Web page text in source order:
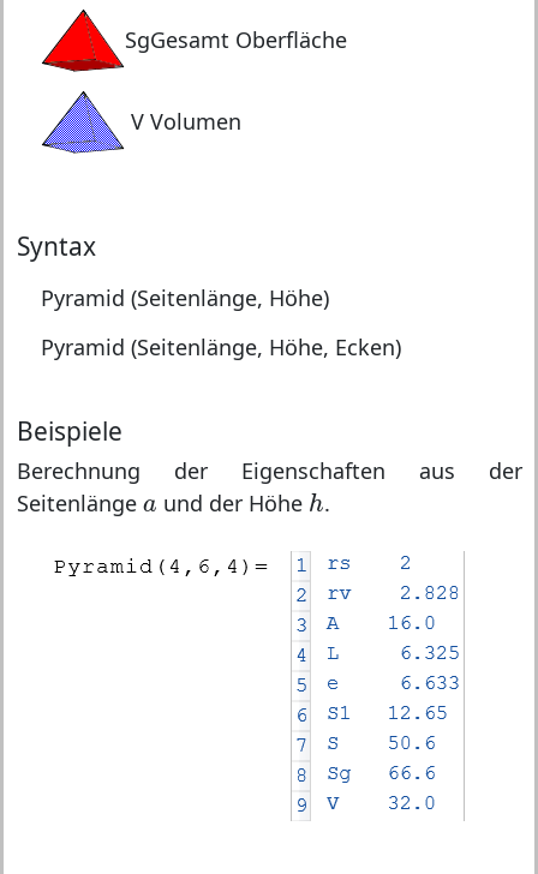
SgGesamt Oberfläche
V Volumen
Syntax
Pyramid (Seitenlänge, Höhe)
Pyramid (Seitenlänge, Höhe, Ecken)
Beispiele
Berechnung der Eigenschaften aus der
Seitenlänge a
a und der Höhe h
h.